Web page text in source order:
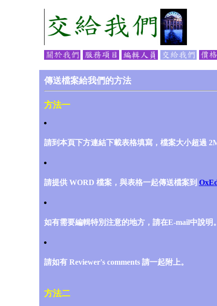
傳送檔案給我們的方法
方法一
請到本頁下方連結下載表格填寫，檔案大小超過
請提供 WORD 檔案，與表格一起傳送檔案到
如有需要編輯特別注意的地方，請在E-mail中說明
請如有 Reviewer's comments 請一起附上。
方法二